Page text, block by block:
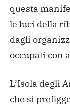
questa
le luci della
dagli
occupati con
L’Isola degli
che si